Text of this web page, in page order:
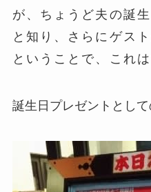
が、ちょうど夫の誕
と知り、さらにゲス
ということで、これ
誕生日プレゼントとして